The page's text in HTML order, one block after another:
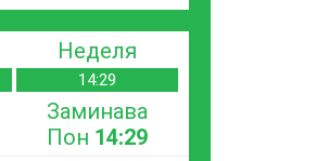
Неделя
14:29
Заминава
Пон 14:29